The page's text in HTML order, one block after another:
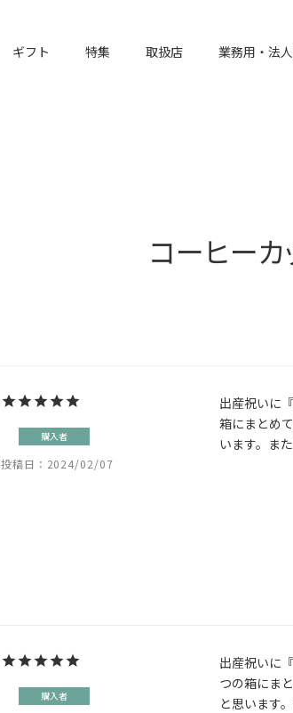
ギフト 特集 取扱店 業務用・法
コーヒーカ
購入者
投稿日 2024/02/07
出産祝いに
箱にまとめ
います。ま
購入者
出産祝いに
つの箱にま
と思います